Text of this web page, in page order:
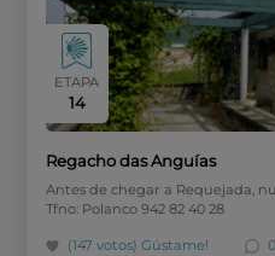
ETAPA
14
Regacho das Anguías
Antes de chegar a Requejada,
Tfno: Polanco 942 82 40 28
(147 votos)Gústame!